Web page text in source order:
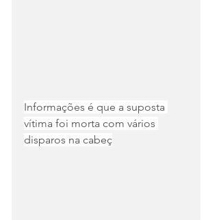
Informações é que a suposta
vítima foi morta com vários
disparos na cabeç